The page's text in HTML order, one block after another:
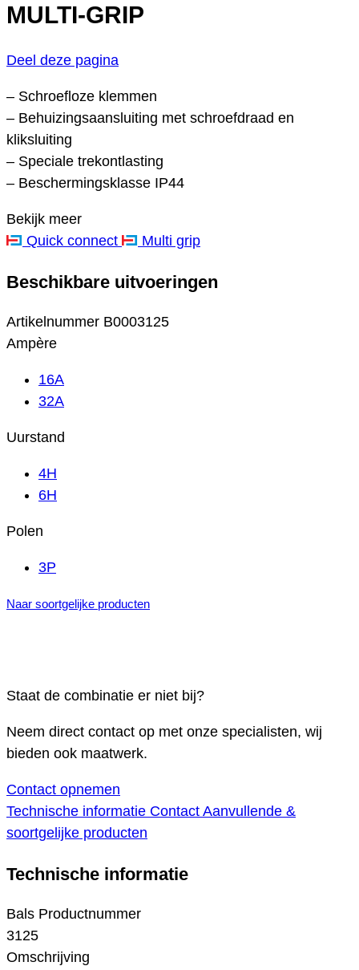
MULTI-GRIP
Deel deze pagina
– Schroefloze klemmen
– Behuizingsaansluiting met schroefdraad en
kliksluiting
– Speciale trekontlasting
– Beschermingsklasse IP44
Bekijk meer
Quick connect
Multi grip
Beschikbare uitvoeringen
Artikelnummer B0003125
Ampère
16A
32A
Uurstand
4H
6H
Polen
3P
Naar soortgelijke producten
Staat de combinatie er niet bij?
Neem direct contact op met onze specialisten, wij
bieden ook maatwerk.
Contact opnemen
Technische informatie Contact Aanvullende &
soortgelijke producten
Technische informatie
Bals Productnummer
3125
Omschrijving